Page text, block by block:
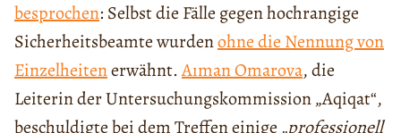
besprochen: Selbst die Fälle gegen hochrangige
Sicherheitsbeamte wurdenohne die Nennung von
Einzelheitenerwähnt.Aıman ​​Omarova, die
Leiterin der Untersuchungskommission „Aqiqat“,
beschuldigte bei dem Treffen einige „professionell